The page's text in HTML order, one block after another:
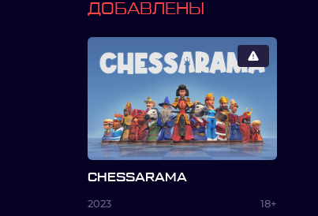
ДОБАВЛЕНЫ
CHESSARAMA
2023 18+